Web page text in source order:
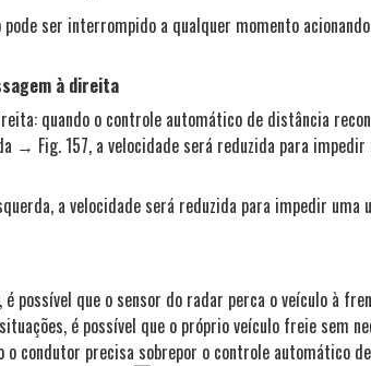
ser interrompido a qualquer momento
à direita
quando o controle automático de distância
→ Fig. 157, a velocidade será reduzida para
a velocidade será reduzida para impedir
possível que o sensor do radar perca o veículo à
é possível que o próprio veículo freie sem
o condutor precisa sobrepor o controle automático